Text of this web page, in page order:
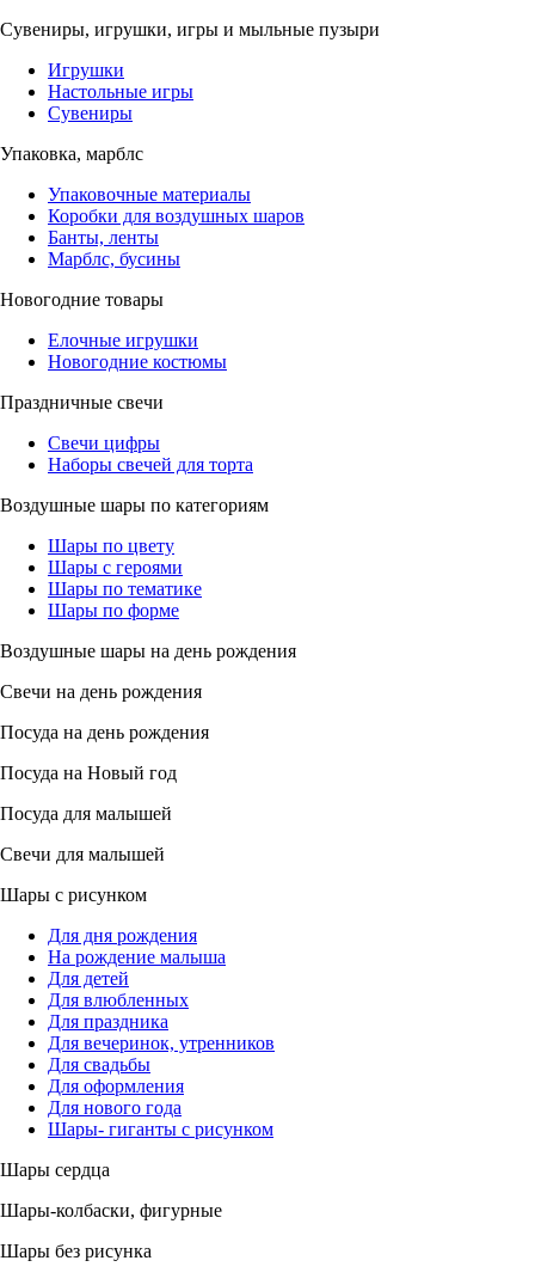
Сувениры, игрушки, игры и мыльные пузыри
Игрушки
Настольные игры
Сувениры
Упаковка, марблс
Упаковочные материалы
Коробки для воздушных шаров
Банты, ленты
Марблс, бусины
Новогодние товары
Елочные игрушки
Новогодние костюмы
Праздничные свечи
Свечи цифры
Наборы свечей для торта
Воздушные шары по категориям
Шары по цвету
Шары с героями
Шары по тематике
Шары по форме
Воздушные шары на день рождения
Свечи на день рождения
Посуда на день рождения
Посуда на Новый год
Посуда для малышей
Свечи для малышей
Шары с рисунком
Для дня рождения
На рождение малыша
Для детей
Для влюбленных
Для праздника
Для вечеринок, утренников
Для свадьбы
Для оформления
Для нового года
Шары- гиганты с рисунком
Шары сердца
Шары-колбаски, фигурные
Шары без рисунка